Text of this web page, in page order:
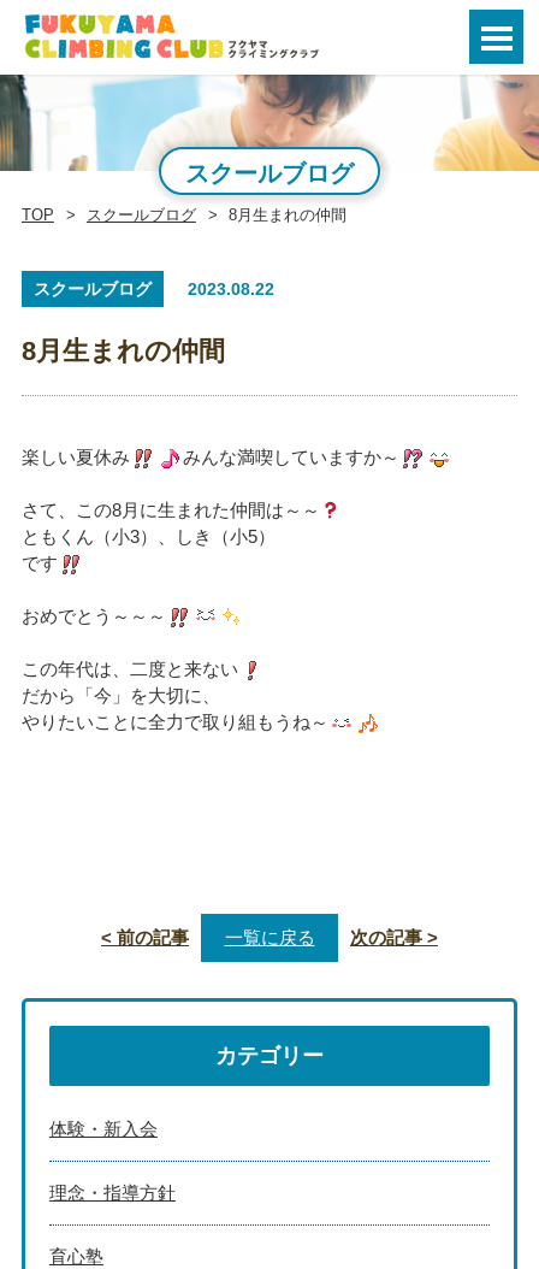
スクールブログ
TOP スクールブログ 8月生まれの仲間
スクールブログ 2023.08.22
8月生まれの仲間
楽しい夏休み みんな満喫していますか～
さて、この8月に生まれた仲間は～～
ともくん（小3）、しき（小5）
です
おめでとう～～～
この年代は、二度と来ない
だから「今」を大切に、
やりたいことに全力で取り組もうね～
< 前の記事 一覧に戻る 次の記事 >
カテゴリー
体験・新入会
理念・指導方針
育心塾